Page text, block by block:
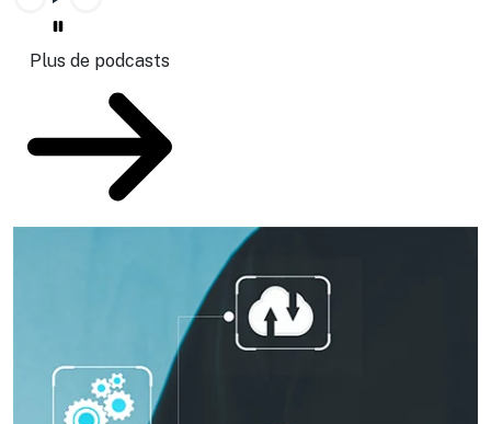
Plus de podcasts